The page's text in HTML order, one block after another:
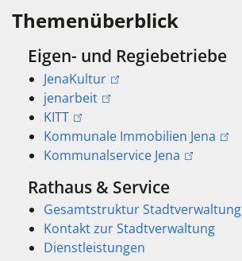
Themenüberblick
Eigen- und Regiebetriebe
JenaKultur
jenarbeit
KITT
Kommunale Immobilien Jena
Kommunalservice Jena
Rathaus & Service
Gesamtstruktur Stadtverwaltung
Kontakt zur Stadtverwaltung
Dienstleistungen